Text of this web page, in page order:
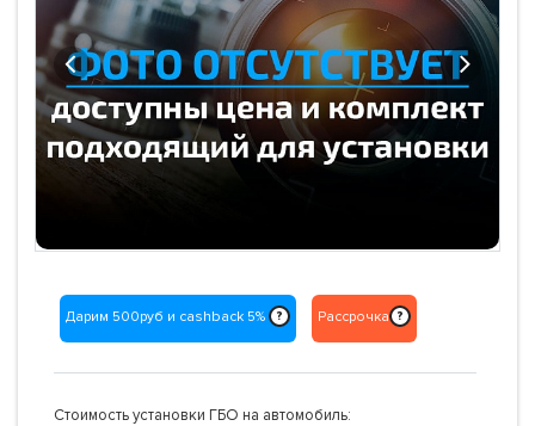
Previous Next
Дарим 500руб и cashback 5% ? Рассрочка ?
Стоимость установки ГБО на автомобиль: